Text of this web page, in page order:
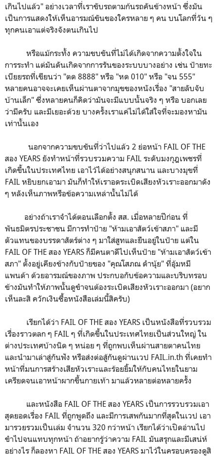
เกินไปแล้ว" อย่างเวลาที่เราขับรถตามก้นรถคันข้างหน้า ซึ่งมัน
เป็นการแสดงให้เห็นอารมณ์ขันของใครหลาย ๆ คน บนโลกที่วัน ๆ
ทุกคนเอาแต่จริงจังตนเกินไป
หรือแม้กระทั้ง ความขบขันที่ไม่ได้เกิดจากความตั้งใจใน
การระทำ แต่มันดันเกิดจากการรันของระบบบางอย่าง เช่น ป้ายทะ
เบียยรถที่เขียนว่า "ตด 8888" หรือ "หด 010" หรือ "จน 555"
หลายคนอาจจะเคยเห็นผ่านตาจากมุขของหนังเรื่อง "สายลับจับ
บ้านเล็ก" ซึ่งหลายคนก็คิดว่ามันจะมีแบบนั้นจริง ๆ หรือ บอกเลย
ว่ามีครับ และมีเยอะด้วย บางครั้งเราแค่ไม่ได้ใส่ใจที่จะมองหามัน
เท่านั้นเอง
นอกจากความขบขันที่ว่าไปแล้ว 2 ย่อหน้า FAIL OF THE
สอง YEARS ยังทำหน้าที่รวบรวมความ FAIL ระดับมงกุฎเพชรที่
เกิดขึ้นในประเทศไทย เอาไว้ได้อย่างสนุกสนาน และบางมุขที่
FAIL หยิบยกเอามา มันก็ทำให้เราอดระเบิดเสียงหัวเราะออกมาดัง
ๆ หลังเห็นภาพหรือข้อความเหล่านั้นไม่ได้
อย่างถ้าเราจำได้ตอนเลือกตั้ง สส. เมื่อหลายปีก่อน ที่
พันธมิตรประชาชน มีการทำป้าย "ห้ามเอาสัตว์เข้าสภา" และมี
ตัวแทนของบรรดาสัตร์ต่าง ๆ มาใส่สูทและยืนอยู่ในป้าย แต่ใน
FAIL OF THE สอง YEARS ก็มีคนตาดีไปเห็นป้าย "ห้ามเอาสัตว์เข้า
สภา" ตั้งอยู่เคียงข้างกับป้ายของ "คุณโสภณ ดำนุ้ย" ที่อุ้มหมี
แพนด้า ด้วยอารมณ์ของภาพ ประกบอกับข้อความและบริบทรอบ
ข้างมันทำให้ภาพนั้นดูขำจนต้องระเบิดเสียงหัวเราะออกมา (อยาก
เห็นละสิ ควักเงินซื้อหนังสือเล่มนี้สิครับ)
เรียกได้ว่า FAIL OF THE สอง YEARS เป็นหนังสือที่รวบรวม
เรื่องราวตลก ๆ FAIL ๆ ที่เกิดขึ้นในประเทศไทยเป็นส่วนใหญ่ ใน
ต่างประเทศบ้างนิด ๆ หน่อย ๆ ที่ถูกพบเห็นผ่านสายตาคนไทย
และนำมาเล่าสู่กันฟัง หรือส่งต่อสู้กันดูผ่านเวป FAIL.in.th ที่เคยทำ
หน้าที่มนการสร้างเสียหัวเราะและร้อยยิ้มให้กับคนไทยในยาม
เครียดจนเอาหน้าผากขึ้นกายเท้า มาแล้วหลายต่อหลายครั้ง
และหนังสือ FAIL OF THE สอง YEARS เป็นการรวบรวมเอา
สุดยอดเรื่อง FAIL ที่ถูกพูดถึง และมีการเสพกันมากที่สุดในเวป เอา
มารวยรวมเป็นเล่ม จำนวน 320 กว่าหน้า เรียกได้ว่าเปิดอ่านไป
ขำไปจนแทบทุกหน้า ถ้าอยากรู้ว่าความ FAIL มันสรุกและมีเสน่ห์
อย่างไร ก็ลองหา FAIL OF THE สอง YEARS มาไว้ในครอบครองดูสิ